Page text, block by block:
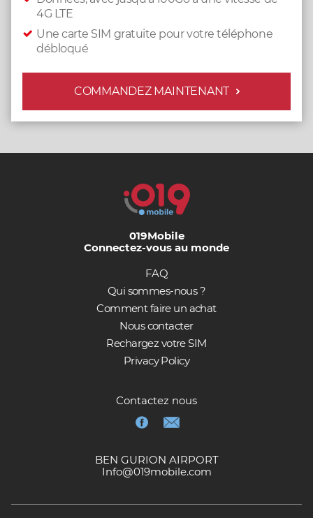
4G LTE
Une carte SIM gratuite pour votre téléphone
débloqué
COMMANDEZ MAINTENANT
019Mobile
Connectez-vous au monde
FAQ
Qui sommes-nous ?
Comment faire un achat
Nous contacter
Rechargez votre SIM
Privacy Policy
Contactez nous
BEN GURION AIRPORT
Info@019mobile.com